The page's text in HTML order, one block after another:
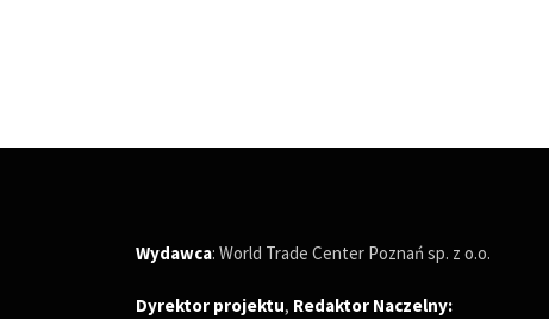
Wydawca: World Trade Center Poznań sp. z o.o.
Dyrektor projektu, Redaktor Naczelny: